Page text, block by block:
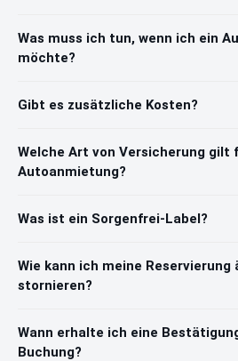
Was muss ich tun, wenn ich ein
möchte?
Gibt es zusätzliche Kosten?
Welche Art von Versicherung gilt
Autoanmietung?
Was ist ein Sorgenfrei-Label?
Wie kann ich meine Reservierung
stornieren?
Wann erhalte ich eine
Buchung?